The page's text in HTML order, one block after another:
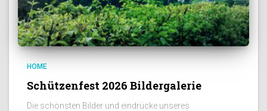
HOME
Schützenfest 2026 Bildergalerie
Die schönsten Bilder und eindrücke unseres